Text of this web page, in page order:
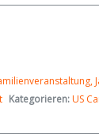
Kategorieren:US